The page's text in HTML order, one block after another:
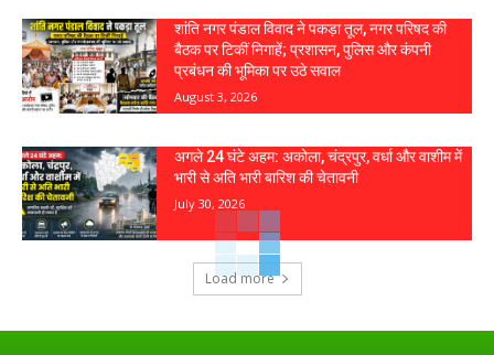
शांति नगर पंडाल विवाद ने पकड़ा तूल, नगर परिषद की
बैठक पर टिकीं निगाहें; प्रशासन, पुलिस और कंपनी
प्रबंधन की भूमिका पर उठे सवाल
August 3, 2026
अगले 24 घंटे अहम: अकोला, चंद्रपुर, वर्धा और वाशीम में
भारी से अति भारी बारिश की चेतावनी
July 30, 2026
Load more